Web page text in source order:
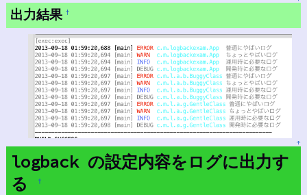
出力結果 †
↑
logback の設定内容をログに出力す
る
†